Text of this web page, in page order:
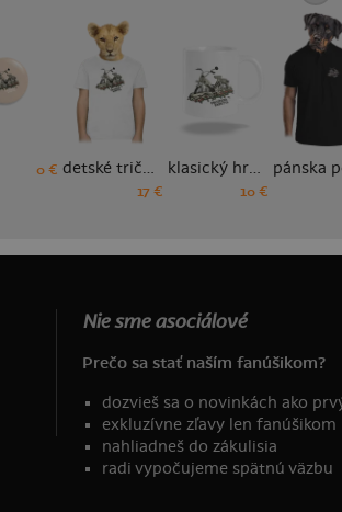
0 € detské tričko
17 €
klasický hrnček
10 €
Nie sme asociálové
Prečo sa stať naším fanúšikom?
dozvieš sa o novinkách ako
exkluzívne zľavy len fanúšikom
nahliadneš do zákulisia
radi vypočujeme spätnú väzbu